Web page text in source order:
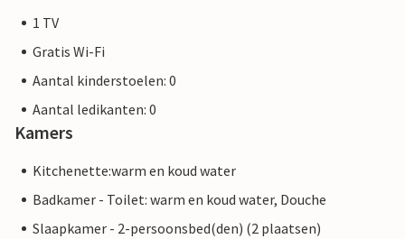
1 TV
Gratis Wi-Fi
Aantal kinderstoelen: 0
Aantal ledikanten: 0
Kamers
Kitchenette:warm en koud water
Badkamer - Toilet: warm en koud water, Douche
Slaapkamer - 2-persoonsbed(den) (2 plaatsen)